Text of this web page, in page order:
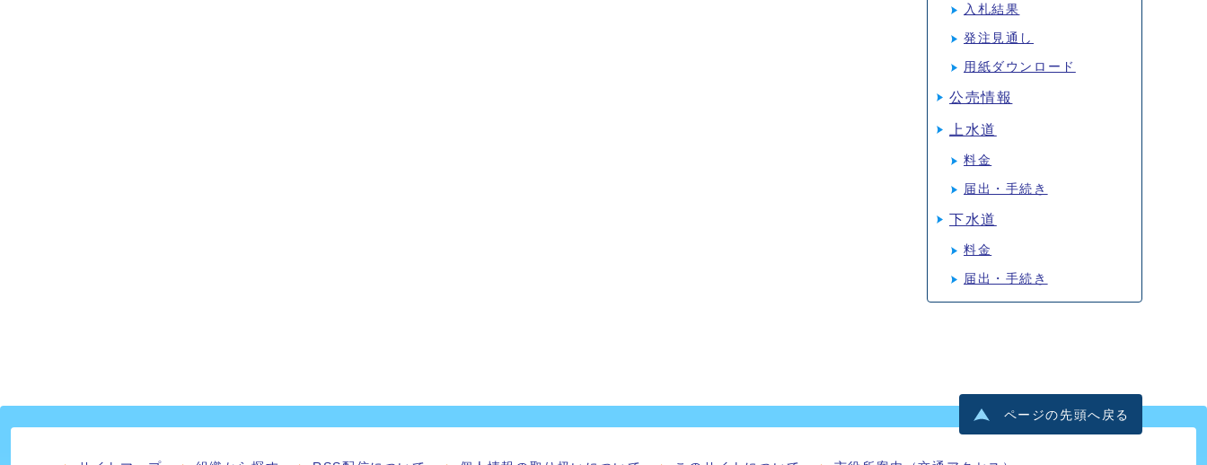
入札結果
発注見通し
用紙ダウンロード
公売情報
上水道
料金
届出・手続き
下水道
料金
届出・手続き
ページの先頭へ戻る